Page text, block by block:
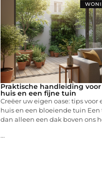
Praktische handleiding
huis en een fijne tuin
Creëer uw eigen oase: tips voor
huis en een bloeiende tuin Een
dan alleen een dak boven ons
...